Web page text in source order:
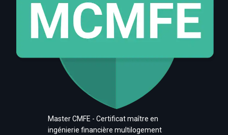
Master CMFE - Certificat maître en
ingénierie financière multilogement